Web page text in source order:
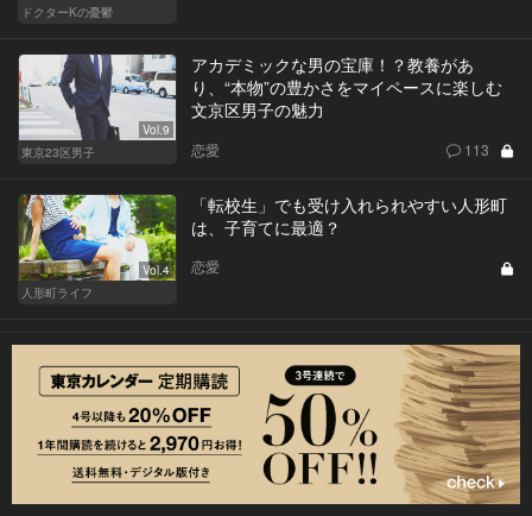
ドクターKの憂鬱
Vol.9
東京23区男子
アカデミックな男の宝庫！？教養があ
り、“本物”の豊かさをマイペースに楽しむ
文京区男子の魅力
恋愛 113
Vol.4
人形町ライフ
「転校生」でも受け入れられやすい人形町
は、子育てに最適？
恋愛